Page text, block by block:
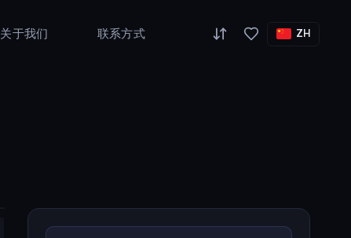
关于我们 联系方式 ZH